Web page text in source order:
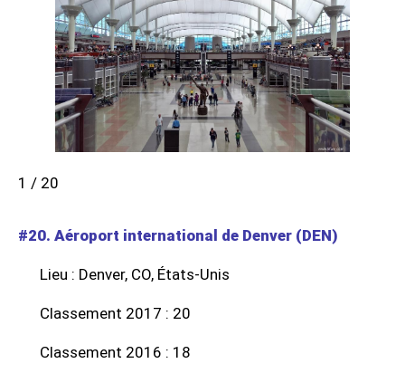
1 / 20
#20. Aéroport international de Denver (DEN)
Lieu : Denver, CO, États-Unis
Classement 2017 : 20
Classement 2016 : 18